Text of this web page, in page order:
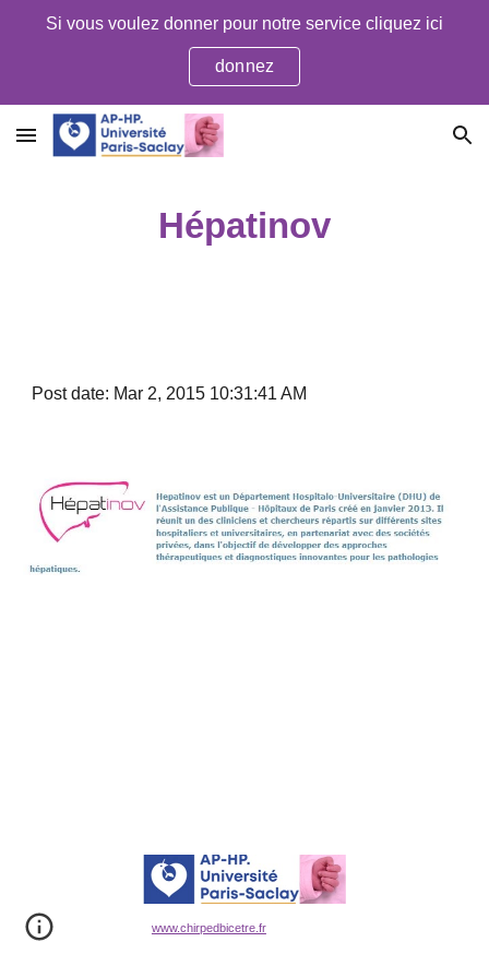
Si vous voulez donner pour notre service cliquez ici
donnez
Hépatinov
Post date: Mar 2, 2015 10:31:41 AM
www.chirpedbicetre.fr